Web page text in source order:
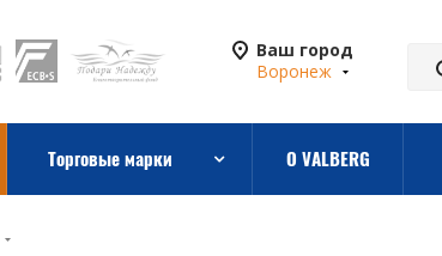
Ваш город
Воронеж
Торговые марки О VALBERG